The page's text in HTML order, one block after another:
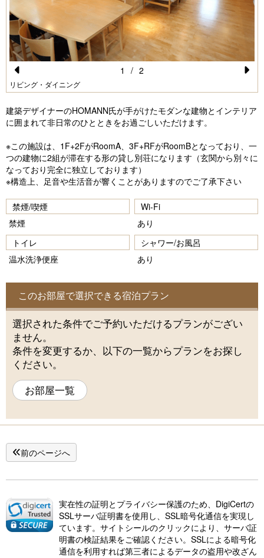
Pr
e
vi
u
s
リビング・ダイニング
xt
1 / 2
建築デザイナーのHOMANN氏が手がけたモダンな建物とインテリア
に囲まれて非日常のひとときをお過ごしいただけます。
※この施設は、1F+2FがRoomA、3F+RFがRoomBとなっており、一
つの建物に2組が滞在する形の貸し別荘になります（玄関から別々に
なっており完全に独立しております）
※構造上、足音や生活音が響くことがありますのでご了承下さい
禁煙/喫煙
禁煙
Wi-Fi
あり
トイレ
温水洗浄便座
シャワー/お風呂
あり
このお部屋で選択できる宿泊プラン
選択された条件でご予約いただけるプランがござい
ません。
条件を変更するか、以下の一覧からプランをお探し
ください。
お部屋一覧
前のページへ
実在性の証明とプライバシー保護のため、DigiCertの
SSLサーバ証明書を使用し、SSL暗号化通信を実現し
ています。サイトシールのクリックにより、サーバ証
明書の検証結果をご確認ください。SSLによる暗号化
通信を利用すれば第三者によるデータの盗用や改ざん